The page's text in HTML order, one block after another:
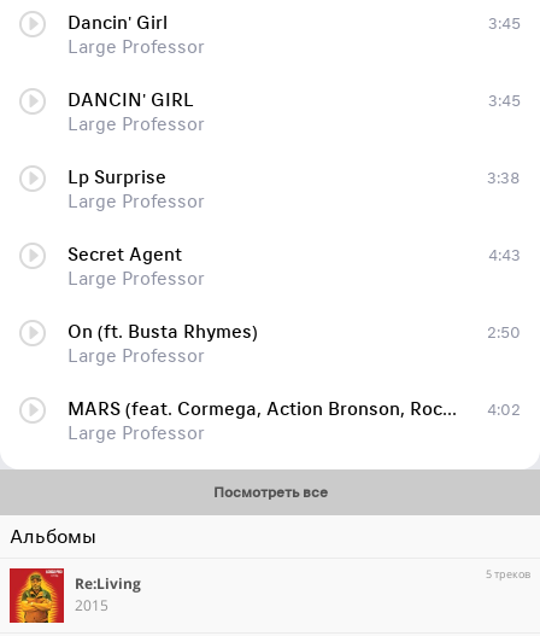
Dancin' Girl
Large Professor
3:45
DANCIN' GIRL
Large Professor
3:45
Lp Surprise
Large Professor
3:38
Secret Agent
Large Professor
4:43
On (ft. Busta Rhymes)
Large Professor
2:50
MARS (feat. Cormega, Action Bronson, Roc Marciano & Saigon)
Large Professor
4:02
Посмотреть все
Альбомы
Re:Living
2015
5 треков